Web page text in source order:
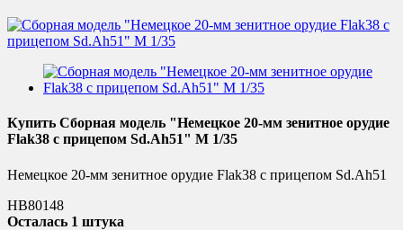
Купить Сборная модель "Немецкое 20-мм зенитное орудие
Flak38 с прицепом Sd.Ah51" М 1/35
Немецкое 20-мм зенитное орудие Flak38 с прицепом Sd.Ah51
HB80148
Осталась 1 штука